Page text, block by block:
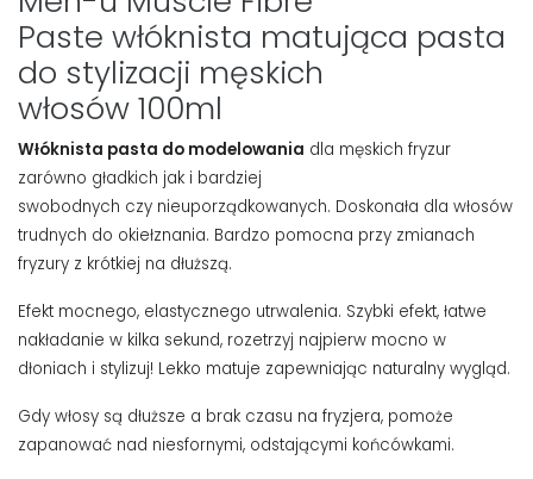
Paste włóknista matująca pasta
do stylizacji męskich
włosów 100ml
Włóknista pasta do modelowania dla męskich fryzur
zarówno gładkich jak i bardziej
swobodnych czy nieuporządkowanych. Doskonała dla włosów
trudnych do okiełznania. Bardzo pomocna przy zmianach
fryzury z krótkiej na dłuższą.
Efekt mocnego, elastycznego utrwalenia. Szybki efekt, łatwe
nakładanie w kilka sekund, rozetrzyj najpierw mocno w
dłoniach i stylizuj! Lekko matuje zapewniając naturalny wygląd.
Gdy włosy są dłuższe a brak czasu na fryzjera, pomoże
zapanować nad niesfornymi, odstającymi końcówkami.